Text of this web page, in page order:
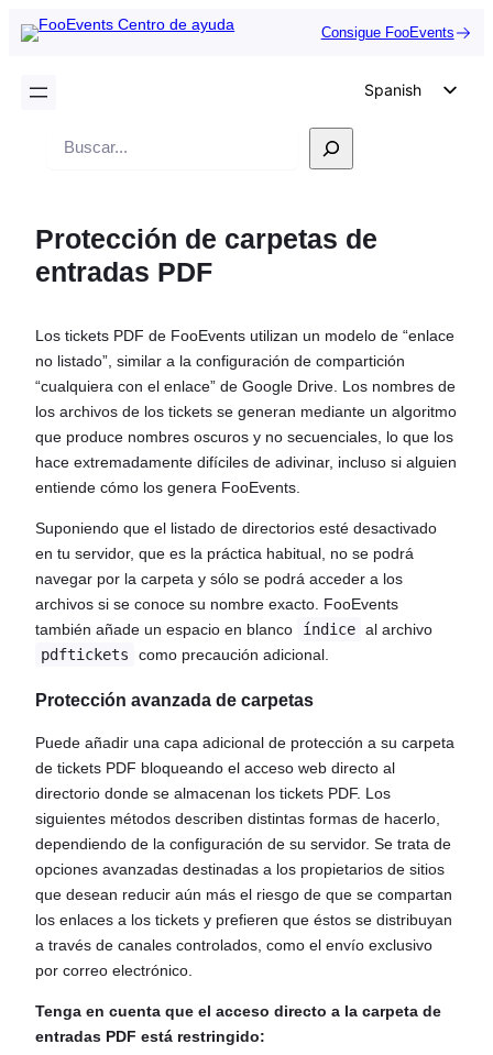
Consigue FooEvents
Spanish
Italian
Polish
Czech
Greek
Buscar
Protección de carpetas de
entradas PDF
Los tickets PDF de FooEvents utilizan un modelo de “enlace
no listado”, similar a la configuración de compartición
“cualquiera con el enlace” de Google Drive. Los nombres de
los archivos de los tickets se generan mediante un algoritmo
que produce nombres oscuros y no secuenciales, lo que los
hace extremadamente difíciles de adivinar, incluso si alguien
entiende cómo los genera FooEvents.
Suponiendo que el listado de directorios esté desactivado
en tu servidor, que es la práctica habitual, no se podrá
navegar por la carpeta y sólo se podrá acceder a los
archivos si se conoce su nombre exacto. FooEvents
también añade un espacio en blanco
índice al archivo
pdftickets
como precaución adicional.
Protección avanzada de carpetas
Puede añadir una capa adicional de protección a su carpeta
de tickets PDF bloqueando el acceso web directo al
directorio donde se almacenan los tickets PDF. Los
siguientes métodos describen distintas formas de hacerlo,
dependiendo de la configuración de su servidor. Se trata de
opciones avanzadas destinadas a los propietarios de sitios
que desean reducir aún más el riesgo de que se compartan
los enlaces a los tickets y prefieren que éstos se distribuyan
a través de canales controlados, como el envío exclusivo
por correo electrónico.
Tenga en cuenta que el acceso directo a la carpeta de
entradas PDF está restringido: